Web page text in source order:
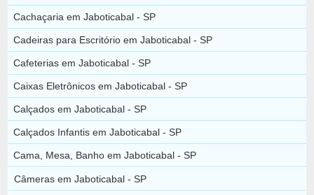
Cachaçaria em Jaboticabal - SP
Cadeiras para Escritório em Jaboticabal - SP
Cafeterias em Jaboticabal - SP
Caixas Eletrônicos em Jaboticabal - SP
Calçados em Jaboticabal - SP
Calçados Infantis em Jaboticabal - SP
Cama, Mesa, Banho em Jaboticabal - SP
Câmeras em Jaboticabal - SP